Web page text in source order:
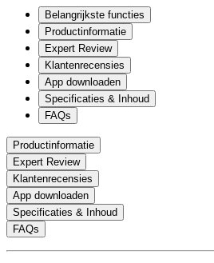
Belangrijkste functies
Productinformatie
Expert Review
Klantenrecensies
App downloaden
Specificaties & Inhoud
FAQs
Productinformatie
Expert Review
Klantenrecensies
App downloaden
Specificaties & Inhoud
FAQs